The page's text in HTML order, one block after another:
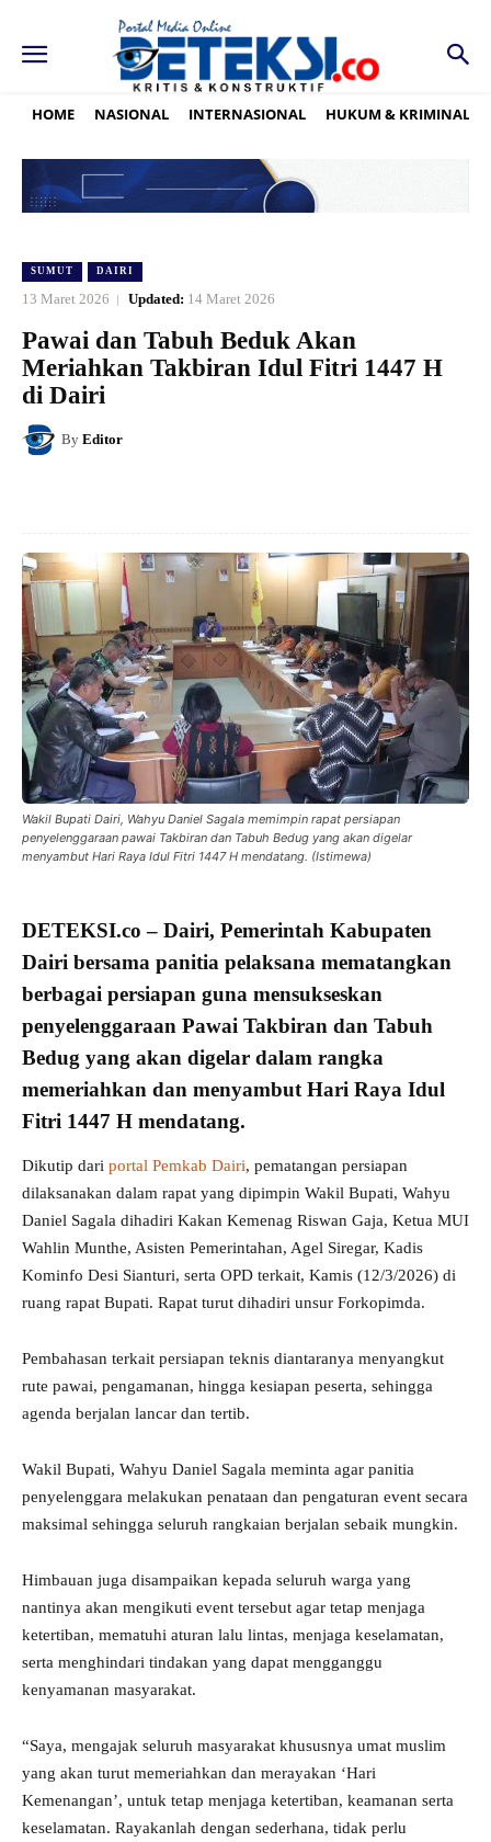
HOME NASIONAL INTERNASIONAL HUKUM & KRIMINAL
SUMUT DAIRI
13 Maret 2026 Updated: 14 Maret 2026
Pawai dan Tabuh Beduk Akan
Meriahkan Takbiran Idul Fitri 1447 H
di Dairi
By Editor
Wakil Bupati Dairi, Wahyu Daniel Sagala memimpin rapat persiapan
penyelenggaraan pawai Takbiran dan Tabuh Bedug yang akan digelar
menyambut Hari Raya Idul Fitri 1447 H mendatang. (Istimewa)
DETEKSI.co – Dairi, Pemerintah Kabupaten
Dairi bersama panitia pelaksana mematangkan
berbagai persiapan guna mensukseskan
penyelenggaraan Pawai Takbiran dan Tabuh
Bedug yang akan digelar dalam rangka
memeriahkan dan menyambut Hari Raya Idul
Fitri 1447 H mendatang.
Dikutip dari portal Pemkab Dairi, pematangan persiapan
dilaksanakan dalam rapat yang dipimpin Wakil Bupati, Wahyu
Daniel Sagala dihadiri Kakan Kemenag Riswan Gaja, Ketua MUI
Wahlin Munthe, Asisten Pemerintahan, Agel Siregar, Kadis
Kominfo Desi Sianturi, serta OPD terkait, Kamis (12/3/2026) di
ruang rapat Bupati. Rapat turut dihadiri unsur Forkopimda.
Pembahasan terkait persiapan teknis diantaranya menyangkut
rute pawai, pengamanan, hingga kesiapan peserta, sehingga
agenda berjalan lancar dan tertib.
Wakil Bupati, Wahyu Daniel Sagala meminta agar panitia
penyelenggara melakukan penataan dan pengaturan event secara
maksimal sehingga seluruh rangkaian berjalan sebaik mungkin.
Himbauan juga disampaikan kepada seluruh warga yang
nantinya akan mengikuti event tersebut agar tetap menjaga
ketertiban, mematuhi aturan lalu lintas, menjaga keselamatan,
serta menghindari tindakan yang dapat mengganggu
kenyamanan masyarakat.
“Saya, mengajak seluruh masyarakat khususnya umat muslim
yang akan turut memeriahkan dan merayakan ‘Hari
Kemenangan’, untuk tetap menjaga ketertiban, keamanan serta
keselamatan. Rayakanlah dengan sederhana, tidak perlu